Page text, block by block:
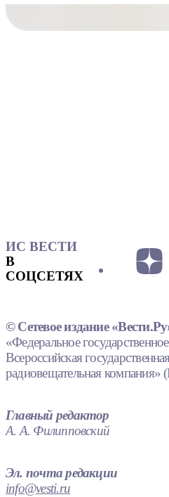
ИС ВЕСТИ
В
СОЦСЕТЯХ
© Сетевое издание
«Федеральное
Всероссийская
радиовещательная
Главный редактор
А. А. Филипповский
Эл. почта редакции
info@vesti.ru